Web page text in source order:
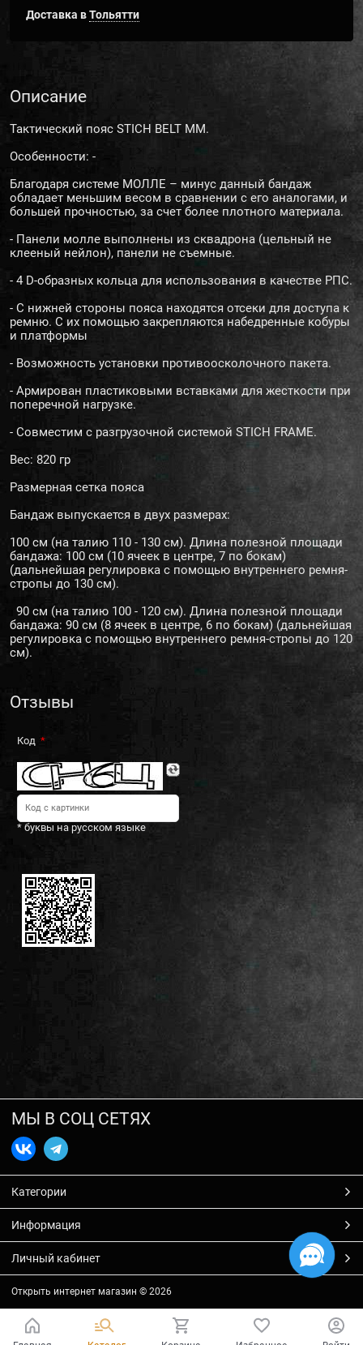
Доставка вТольятти
Описание
Тактический пояс STICH BELT MM.
Особенности: -
Благодаря системе МОЛЛЕ – минус данный бандаж
обладает меньшим весом в сравнении с его аналогами, и
большей прочностью, за счет более плотного материала.
- Панели молле выполнены из сквадрона (цельный не
клееный нейлон), панели не съемные.
- 4 D-образных кольца для использования в качестве РПС.
- С нижней стороны пояса находятся отсеки для доступа к
ремню. С их помощью закрепляются набедренные кобуры
и платформы
- Возможность установки противоосколочного пакета.
- Армирован пластиковыми вставками для жесткости при
поперечной нагрузке.
- Совместим с разгрузочной системой STICH FRAME.
Вес: 820 гр
Размерная сетка пояса
Бандаж выпускается в двух размерах:
100 см (на талию 110 - 130 см). Длина полезной площади
бандажа: 100 см (10 ячеек в центре, 7 по бокам)
(дальнейшая регулировка с помощью внутреннего ремня-
стропы до 130 см).
90 см (на талию 100 - 120 см). Длина полезной площади
бандажа: 90 см (8 ячеек в центре, 6 по бокам) (дальнейшая
регулировка с помощью внутреннего ремня-стропы до 120
см).
Отзывы
Код
* буквы на русском языке
МЫ В СОЦ СЕТЯХ
Категории
Информация
Личный кабинет
Открыть интернет магазин © 2026